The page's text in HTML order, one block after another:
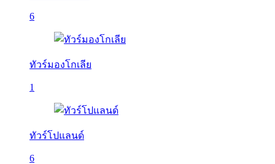
6
ทัวร์มองโกเลีย
1
ทัวร์โปแลนด์
6